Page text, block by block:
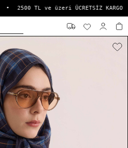
2500 TL ve üzeri ÜCRETSİZ KARGO